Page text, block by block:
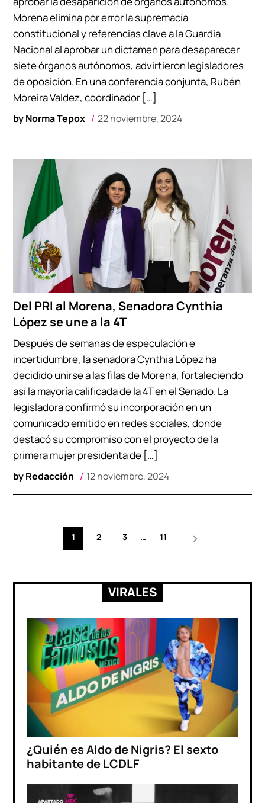
byNorma Tepox 22 noviembre, 2024
Morena elimina por error la supremacía
constitucional y referencias clave a la Guardia
Nacional al aprobar un dictamen para desaparecer
siete órganos autónomos, advirtieron legisladores
de oposición. En una conferencia conjunta, Rubén
Moreira Valdez, coordinador […]
Del PRI al Morena, Senadora Cynthia
López se une a la 4T
byRedacción 12 noviembre, 2024
Después de semanas de especulación e
incertidumbre, la senadora Cynthia López ha
decidido unirse a las filas de Morena, fortaleciendo
así la mayoría calificada de la 4T en el Senado. La
legisladora confirmó su incorporación en un
comunicado emitido en redes sociales, donde
destacó su compromiso con el proyecto de la
primera mujer presidenta de […]
Paginación
1 2 3 … 11
VIRALES
¿Quién es Aldo de Nigris? El sexto
habitante de LCDLF